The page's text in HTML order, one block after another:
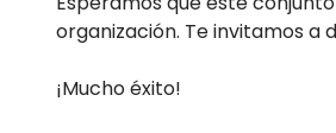
organización. Te invitamos a
¡Mucho éxito!